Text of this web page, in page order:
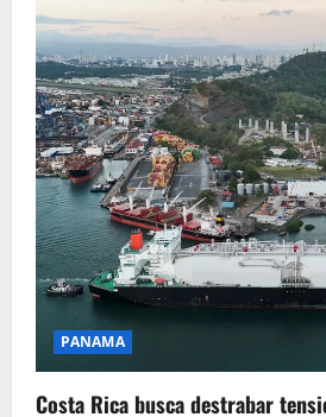
PANAMA
Costa Rica busca destrabar